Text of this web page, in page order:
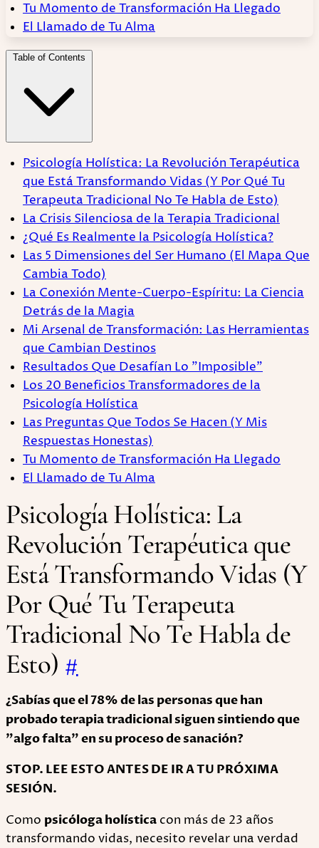
Tu Momento de Transformación Ha Llegado
El Llamado de Tu Alma
Table of Contents
Psicología Holística: La Revolución Terapéutica
que Está Transformando Vidas (Y Por Qué Tu
Terapeuta Tradicional No Te Habla de Esto)
La Crisis Silenciosa de la Terapia Tradicional
¿Qué Es Realmente la Psicología Holística?
Las 5 Dimensiones del Ser Humano (El Mapa Que
Cambia Todo)
La Conexión Mente-Cuerpo-Espíritu: La Ciencia
Detrás de la Magia
Mi Arsenal de Transformación: Las Herramientas
que Cambian Destinos
Resultados Que Desafían Lo "Imposible"
Los 20 Beneficios Transformadores de la
Psicología Holística
Las Preguntas Que Todos Se Hacen (Y Mis
Respuestas Honestas)
Tu Momento de Transformación Ha Llegado
El Llamado de Tu Alma
Psicología Holística: La
Revolución Terapéutica que
Está Transformando Vidas (Y
Por Qué Tu Terapeuta
Tradicional No Te Habla de
Esto) #
¿Sabías que el 78% de las personas que han
probado terapia tradicional siguen sintiendo que
"algo falta" en su proceso de sanación?
STOP. LEE ESTO ANTES DE IR A TU PRÓXIMA
SESIÓN.
Como psicóloga holística con más de 23 años
transformando vidas, necesito revelar una verdad